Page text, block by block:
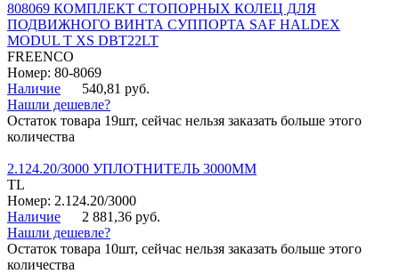
808069 КОМПЛЕКТ СТОПОРНЫХ КОЛЕЦ ДЛЯ
ПОДВИЖНОГО ВИНТА СУППОРТА SAF HALDEX
MODUL T XS DBT22LT
FREENCO
Номер: 80-8069
Наличие
540,81 руб.
Нашли дешевле?
Остаток товара 19шт, сейчас нельзя заказать больше этого
количества
2.124.20/3000 УПЛОТНИТЕЛЬ 3000ММ
TL
Номер: 2.124.20/3000
Наличие
2 881,36 руб.
Нашли дешевле?
Остаток товара 10шт, сейчас нельзя заказать больше этого
количества